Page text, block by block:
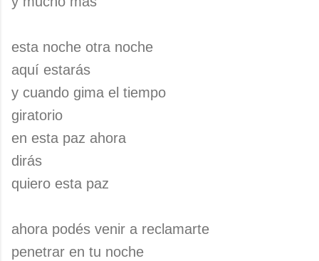
esta noche otra noche
aquí estarás
y cuando gima el tiempo
giratorio
en esta paz ahora
dirás
quiero esta paz
ahora podés venir a reclamarte
penetrar en tu noche